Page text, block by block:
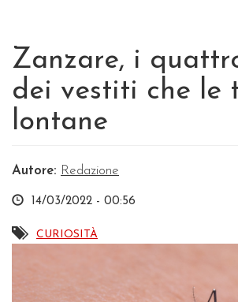
Zanzare, i
dei vestiti che le
lontane
Autore: Redazione
14/03/2022 - 00:56
CURIOSITÀ